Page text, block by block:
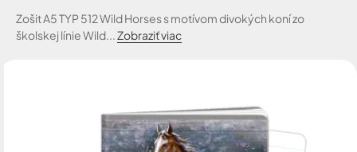
Zošit A5 TYP 512 Wild Horses s motívom divokých koní zo
školskej línie Wild...Zobraziť viac